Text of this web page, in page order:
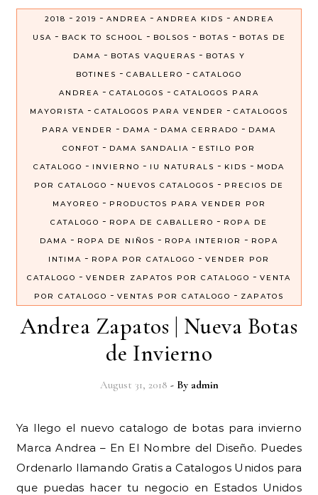
2018 - 2019 - ANDREA - ANDREA KIDS - ANDREA
USA - BACK TO SCHOOL - BOLSOS - BOTAS - BOTAS DE
DAMA - BOTAS VAQUERAS - BOTAS Y
BOTINES - CABALLERO - CATALOGO
ANDREA - CATALOGOS - CATALOGOS PARA
MAYORISTA - CATALOGOS PARA VENDER - CATALOGOS
PARA VENDER
- DAMA - DAMA CERRADO - DAMA
CONFOT - DAMA SANDALIA - ESTILO POR
CATALOGO - INVIERNO - IU NATURALS - KIDS - MODA
POR CATALOGO - NUEVOS CATALOGOS - PRECIOS DE
MAYOREO - PRODUCTOS PARA VENDER POR
CATALOGO - ROPA DE CABALLERO - ROPA DE
DAMA - ROPA DE NIÑOS - ROPA INTERIOR - ROPA
INTIMA - ROPA POR CATALOGO - VENDER POR
CATALOGO - VENDER ZAPATOS POR CATALOGO - VENTA
POR CATALOGO - VENTAS POR CATALOGO - ZAPATOS
Andrea Zapatos | Nueva Botas
de Invierno
August 31, 2018 - By admin
Ya llego el nuevo catalogo de botas para invierno
Marca Andrea – En El Nombre del Diseño. Puedes
Ordenarlo llamando Gratis a Catalogos Unidos para
que puedas hacer tu negocio en Estados Unidos